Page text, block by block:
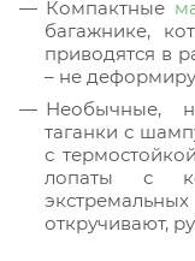
Компактные
багажнике,
приводятся в
– не
Необычные,
таганки с
с
лопаты с
откручивают,